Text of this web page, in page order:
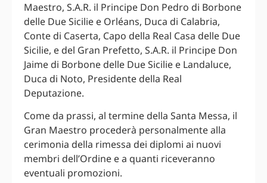
Maestro, S.A.R. il Principe Don Pedro di Borbone
delle Due Sicilie e Orléans, Duca di Calabria,
Conte di Caserta, Capo della Real Casa delle Due
Sicilie, e del Gran Prefetto, S.A.R. il Principe Don
Jaime di Borbone delle Due Sicilie e Landaluce,
Duca di Noto, Presidente della Real
Deputazione.
Come da prassi, al termine della Santa Messa, il
Gran Maestro procederà personalmente alla
cerimonia della rimessa dei diplomi ai nuovi
membri dell’Ordine e a quanti riceveranno
eventuali promozioni.